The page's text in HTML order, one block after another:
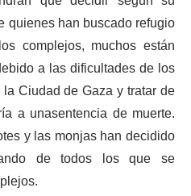
quienes han buscado refugio
complejos, muchos están
a las dificultades de los
la Ciudad deGaza y tratar de
a unasentencia de muerte.
y las monjas han decidido
de todos los que se